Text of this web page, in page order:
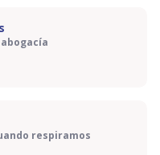
respiramos